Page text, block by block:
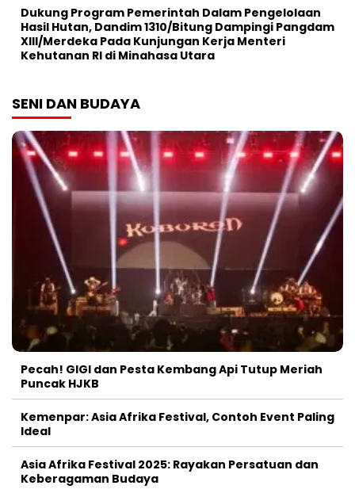
Dukung Program Pemerintah Dalam Pengelolaan
Hasil Hutan, Dandim 1310/Bitung Dampingi Pangdam
XIII/Merdeka Pada Kunjungan Kerja Menteri
Kehutanan RI di Minahasa Utara
SENI DAN BUDAYA
Pecah! GIGI dan Pesta Kembang Api Tutup Meriah
Puncak HJKB
Kemenpar: Asia Afrika Festival, Contoh Event Paling
Ideal
Asia Afrika Festival 2025: Rayakan Persatuan dan
Keberagaman Budaya